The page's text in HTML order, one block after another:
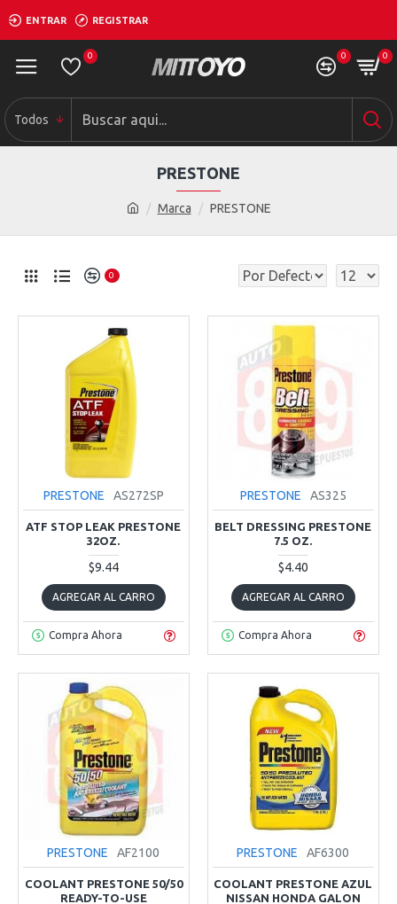
ENTRAR REGISTRAR
0 0 0
Todos
Marca PRESTONE
PRESTONE
0
PRESTONE AS272SP
ATF STOP LEAK PRESTONE
32OZ.
$9.44
AGREGAR AL CARRO
Compra Ahora
PRESTONE AS325
BELT DRESSING PRESTONE
7.5 OZ.
$4.40
AGREGAR AL CARRO
Compra Ahora
PRESTONE AF2100
COOLANT PRESTONE 50/50
READY-TO-USE
PRESTONE AF6300
COOLANT PRESTONE AZUL
NISSAN HONDA GALON